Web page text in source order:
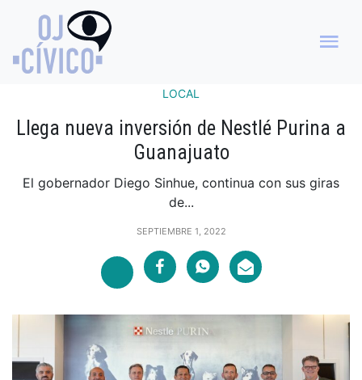
LOCAL
Llega nueva inversión de Nestlé Purina a
Guanajuato
El gobernador Diego Sinhue, continua con sus giras
de...
SEPTIEMBRE 1, 2022